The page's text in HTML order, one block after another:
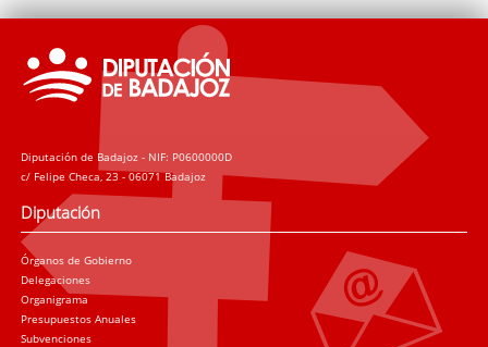
Diputación de Badajoz - NIF: P0600000D
c/ Felipe Checa, 23 - 06071 Badajoz
Diputación
Órganos de Gobierno
Delegaciones
Organigrama
Presupuestos Anuales
Subvenciones